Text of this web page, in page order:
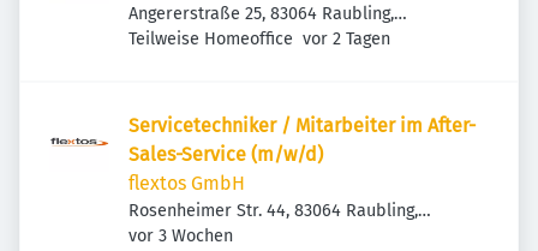
Angererstraße 25, 83064 Raubling,
Deutschland
Teilweise Homeoffice Veröffentlicht
vor 2 Tagen
Servicetechniker / Mitarbeiter im After-
Sales-Service (m/w/d)
flextos GmbH
Rosenheimer Str. 44, 83064 Raubling,
Deutschland
Veröffentlicht
vor 3 Wochen